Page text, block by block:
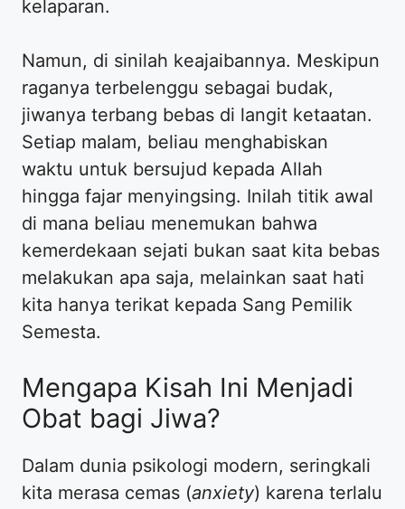
kelaparan.
Namun, di sinilah keajaibannya. Meskipun
raganya terbelenggu sebagai budak,
jiwanya terbang bebas di langit ketaatan.
Setiap malam, beliau menghabiskan
waktu untuk bersujud kepada Allah
hingga fajar menyingsing. Inilah titik awal
di mana beliau menemukan bahwa
kemerdekaan sejati bukan saat kita bebas
melakukan apa saja, melainkan saat hati
kita hanya terikat kepada Sang Pemilik
Semesta.
Mengapa Kisah Ini Menjadi
Obat bagi Jiwa?
Dalam dunia psikologi modern, seringkali
kita merasa cemas (anxiety) karena terlalu